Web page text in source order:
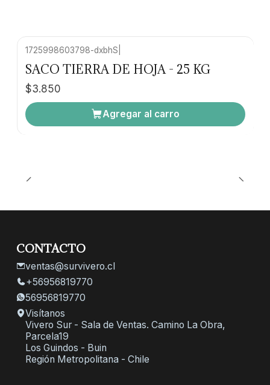
1725998603798-dxbhS
SACO TIERRA DE HOJA - 25 KG
$3.850
Agregar al carro
CONTACTO
ventas@survivero.cl
+56956819770
56956819770
Visítanos
Vivero Sur - Sala de Ventas. Camino La Obra,
Parcela19
Los Guindos - Buin
Región Metropolitana - Chile